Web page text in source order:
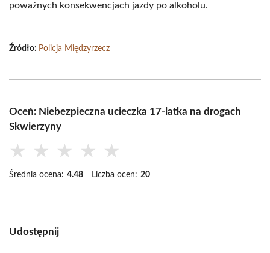
poważnych konsekwencjach jazdy po alkoholu.
Źródło: Policja Międzyrzecz
Oceń: Niebezpieczna ucieczka 17-latka na drogach
Skwierzyny
★ ★ ★ ★ ★
Średnia ocena: 4.48 Liczba ocen: 20
Udostępnij